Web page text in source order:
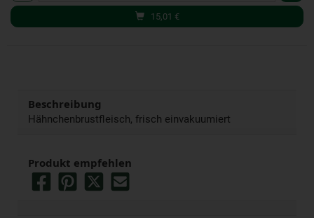
15,01 €
Beschreibung
Hähnchenbrustfleisch, frisch einvakuumiert
Produkt empfehlen